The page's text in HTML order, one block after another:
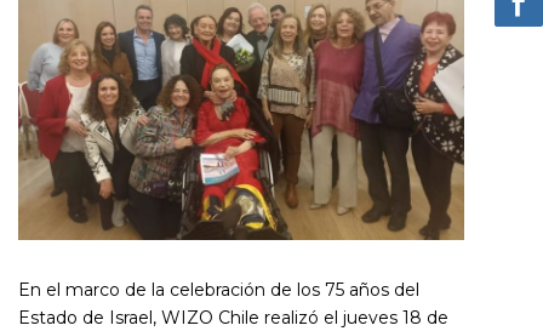
En el marco de la celebración de los 75 años del
Estado de Israel, WIZO Chile realizó el jueves 18 de